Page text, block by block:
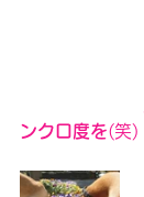
ンクロ度を(笑)